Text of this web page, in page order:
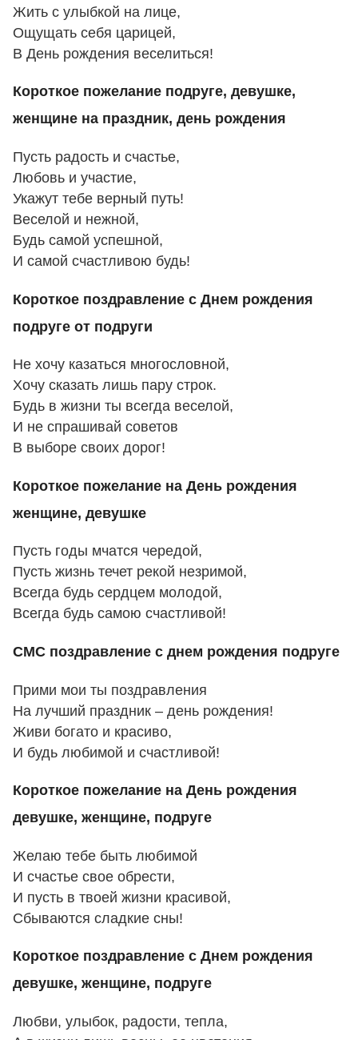
Жить с улыбкой на лице,
Ощущать себя царицей,
В День рождения веселиться!
Короткое пожелание подруге, девушке,
женщине на праздник, день рождения
Пусть радость и счастье,
Любовь и участие,
Укажут тебе верный путь!
Веселой и нежной,
Будь самой успешной,
И самой счастливою будь!
Короткое поздравление с Днем рождения
подруге от подруги
Не хочу казаться многословной,
Хочу сказать лишь пару строк.
Будь в жизни ты всегда веселой,
И не спрашивай советов
В выборе своих дорог!
Короткое пожелание на День рождения
женщине, девушке
Пусть годы мчатся чередой,
Пусть жизнь течет рекой незримой,
Всегда будь сердцем молодой,
Всегда будь самою счастливой!
СМС поздравление с днем рождения подруге
Прими мои ты поздравления
На лучший праздник – день рождения!
Живи богато и красиво,
И будь любимой и счастливой!
Короткое пожелание на День рождения
девушке, женщине, подруге
Желаю тебе быть любимой
И счастье свое обрести,
И пусть в твоей жизни красивой,
Сбываются сладкие сны!
Короткое поздравление с Днем рождения
девушке, женщине, подруге
Любви, улыбок, радости, тепла,